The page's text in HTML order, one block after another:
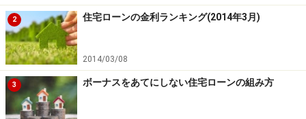
2 住宅ローンの金利ランキング(2014年3月)
2014/03/08
3 ボーナスをあてにしない住宅ローンの組み方